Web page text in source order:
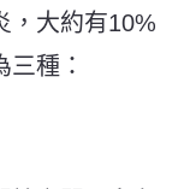
，大約有10%
種：